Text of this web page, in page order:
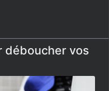
déboucher vos